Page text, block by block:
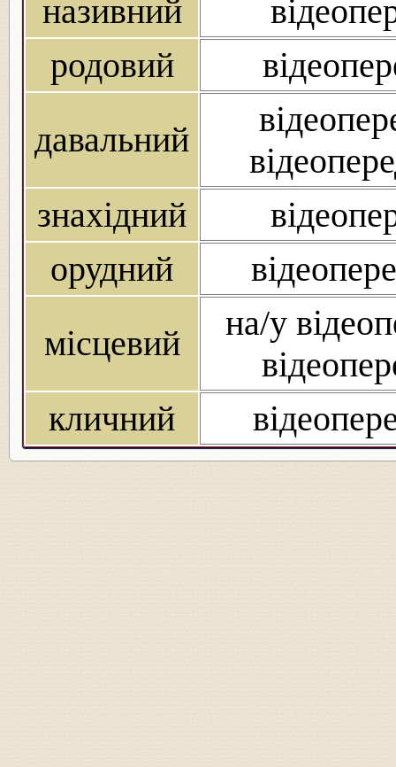
називний
родовий
давальний
знахідний
орудний
місцевий
на/у
кличний